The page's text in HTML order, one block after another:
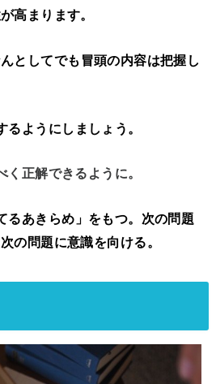
高まります。
としてでも冒頭の内容は把握し
る ようにしましょう。
正解できるように。
るあきらめ」をもつ。 次の問題
の問題に意識を向ける。